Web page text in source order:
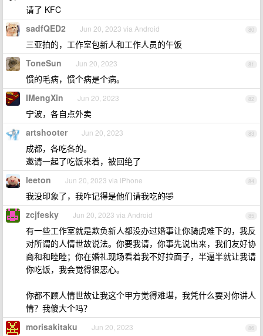
请了 KFC
80
sadfQED2 Jun 20, 2023 via Android
三亚拍的，工作室包新人和工作人员的午饭
81
ToneSun Jun 20, 2023
惯的毛病，惯个病是个病。
82
IMengXin Jun 20, 2023
宁波，各自点外卖
83
artshooter Jun 20, 2023
成都，各吃各的。
邀请一起了吃饭来着，被回绝了
84
leeton Jun 20, 2023 via iPhone
我没印象了，我咋记得是他们请我吃的🤣
85
zcjfesky Jun 20, 2023 via Android
有一些工作室就是欺负新人都没办过婚事让你骑虎难下的，我反
对所谓的人情世故说法。你要我请，你事先说出来，我们友好协
商和和睦睦；你在婚礼现场看着我不好拉面子，半逼半就让我请
你吃饭，我会觉得很恶心。
你都不顾人情世故让我这个甲方觉得难堪，我凭什么要对你讲人
情？我傻大个吗？
86
morisakitaku Jun 20, 2023